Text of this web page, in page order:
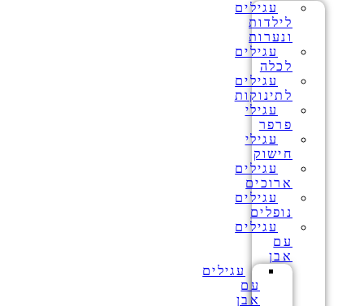
עגילים
לילדות
ונערות
עגילים
לכלה
עגילים
לתינוקות
עגילי
פרפר
עגילי
חישוק
עגילים
ארוכים
עגילים
נופלים
עגילים
עם
אבן
עגילים
עם
אבן